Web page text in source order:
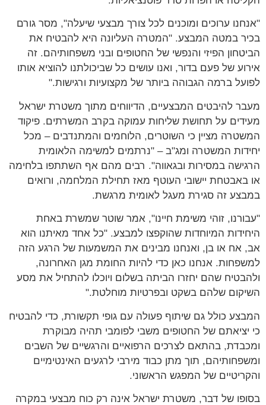
"אנחנו ערוכים ומוכנים לכל צורך מבצעי שיעלה", מסר גורם
בכיר במטה המבצע. "המטרה העליונה היא להבטיח את
הביטחון הפיזי והנפשי של החטופים ובני משפחותיהם. זה
אירוע של פעם בדור, ואנו עושים כל שביכולתנו להוציא אותו
לפועל ברמה הגבוהה ביותר של מקצועיות ורגישות."
מעבר להיבטים המבצעיים, הדיווחים מתוך משטרת ישראל
מעידים על תחושת שליחות עמוקה בקרב המשרתים. פיקוד
המשטרה מציין כי השוטרים, הלוחמים והמתנדבים – מכל
יחידות המשטרה ומג"ב – "נרתמים למשימה הלאומית
הרגישה במסירות ובגאווה". רבים מהם אף השתתפו בלחימה
או באבטחת יישובי העוטף מאז תחילת המלחמה, ורואים
במבצע זה סגירת מעגל לאומית מרגשת.
"עבורנו, זוהי משימת חיינו", אמר שוטר שמשרת באחת
היחידות המיוחדות שהוקפצו למבצע. "כל אחד מאיתנו הוא
אב, אח או בן, ואנחנו מבינים את המשמעות של הרגע הזה
למשפחות. אנחנו כאן כדי להיות החומת מגן האחרונה,
ולהבטיח שהם יחזרו הביתה בשלום ויוכלו להתחיל את מסע
השיקום שלהם בשקט ובפרטיות מוחלטת."
המבצע כולל גם שיתוף פעולה עם גופי תקשורת, כדי להבטיח
כי יציאתם של החטופים משבי לפומבי תהיה מבוקרת
ומכבדת, בהתאם לצרכים הרפואיים והרגשיים של השבים
ומשפחותיהם, תוך מתן כבוד מירבי לרגעים האינטימיים
והקריטיים של המפגש הראשוני.
בסופו של דבר, משטרת ישראל אינה רק כוח מבצעי במקרה